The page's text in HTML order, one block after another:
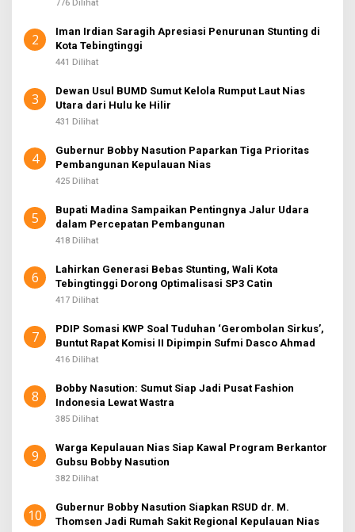
776 Dilihat
2
Iman Irdian Saragih Apresiasi Penurunan Stunting di
Kota Tebingtinggi
441 Dilihat
3
Dewan Usul BUMD Sumut Kelola Rumput Laut Nias
Utara dari Hulu ke Hilir
431 Dilihat
4
Gubernur Bobby Nasution Paparkan Tiga Prioritas
Pembangunan Kepulauan Nias
425 Dilihat
5
Bupati Madina Sampaikan Pentingnya Jalur Udara
dalam Percepatan Pembangunan
418 Dilihat
6
Lahirkan Generasi Bebas Stunting, Wali Kota
Tebingtinggi Dorong Optimalisasi SP3 Catin
417 Dilihat
7
PDIP Somasi KWP Soal Tuduhan ‘Gerombolan Sirkus’,
Buntut Rapat Komisi II Dipimpin Sufmi Dasco Ahmad
416 Dilihat
8
Bobby Nasution: Sumut Siap Jadi Pusat Fashion
Indonesia Lewat Wastra
385 Dilihat
9
Warga Kepulauan Nias Siap Kawal Program Berkantor
Gubsu Bobby Nasution
382 Dilihat
10
Gubernur Bobby Nasution Siapkan RSUD dr. M.
Thomsen Jadi Rumah Sakit Regional Kepulauan Nias